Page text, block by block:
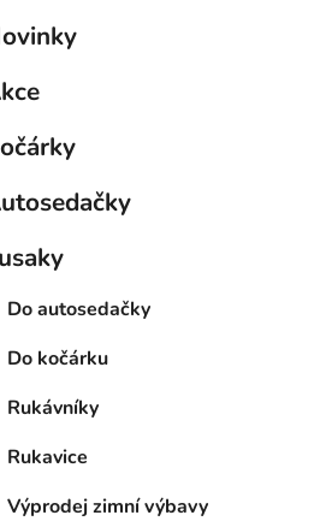
Do autosedačky
Do kočárku
Rukávníky
Rukavice
Výprodej zimní výbavy